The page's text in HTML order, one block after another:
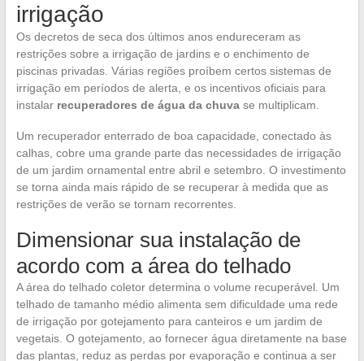
irrigação
Os decretos de seca dos últimos anos endureceram as
restrições sobre a irrigação de jardins e o enchimento de
piscinas privadas. Várias regiões proíbem certos sistemas de
irrigação em períodos de alerta, e os incentivos oficiais para
instalar recuperadores de água da chuvase multiplicam.
Um recuperador enterrado de boa capacidade, conectado às
calhas, cobre uma grande parte das necessidades de irrigação
de um jardim ornamental entre abril e setembro. O investimento
se torna ainda mais rápido de se recuperar à medida que as
restrições de verão se tornam recorrentes.
Dimensionar sua instalação de
acordo com a área do telhado
A área do telhado coletor determina o volume recuperável. Um
telhado de tamanho médio alimenta sem dificuldade uma rede
de irrigação por gotejamento para canteiros e um jardim de
vegetais. O gotejamento, ao fornecer água diretamente na base
das plantas, reduz as perdas por evaporação e continua a ser